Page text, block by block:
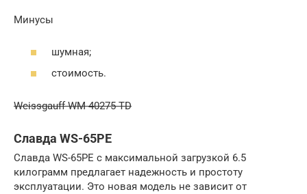
Минусы
шумная;
стоимость.
Weissgauff WM 40275 TD
Славда WS-65PE
Славда WS-65PE с максимальной загрузкой 6.5
килограмм предлагает надежность и простоту
эксплуатации. Это новая модель не зависит от